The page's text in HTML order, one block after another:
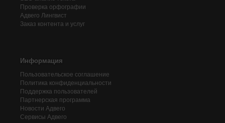
Проверка орфографии
Адвего Лингвист
Заказ контента и услуг
Информация
Пользовательское соглашение
Политика конфиденциальности
Поддержка пользователей
Партнерская программа
Новости Адвего
Сервисы Адвего